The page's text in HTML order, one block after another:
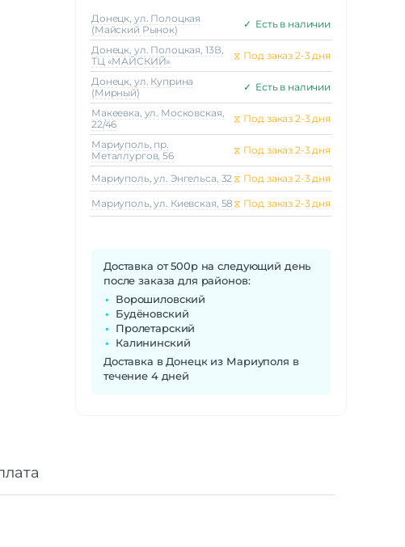
Донецк, ул. Полоцкая
(Майский Рынок)
✓ Есть в наличии
Донецк, ул. Полоцкая, 13В,
ТЦ «МАЙСКИЙ»
⧖ Под заказ 2-3 дня
Донецк, ул. Куприна
(Мирный)
✓ Есть в наличии
Макеeвка, ул. Московская,
22/46
⧖ Под заказ 2-3 дня
Мариуполь, пр.
Металлургов, 56
⧖ Под заказ 2-3 дня
Мариуполь, ул. Энгельса, 32 ⧖ Под заказ 2-3 дня
Мариуполь, ул. Киевская, 58 ⧖ Под заказ 2-3 дня
Доставка от 500р на следующий день
после заказа для районов:
Ворошиловский
Будёновский
Пролетарский
Калининский
Доставка в Донецк из Мариуполя в
течение 4 дней